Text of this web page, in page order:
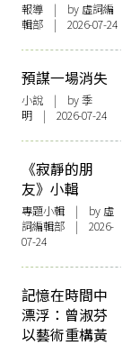
報導 | by 虛詞編
輯部 | 2026-07-24
預謀一場消失
小說 | by 季
明 | 2026-07-24
《寂靜的朋
友》小輯
專題小輯 | by 虛
詞編輯部 | 2026-
07-24
記憶在時間中
漂浮：曾淑芬
以藝術重構黃